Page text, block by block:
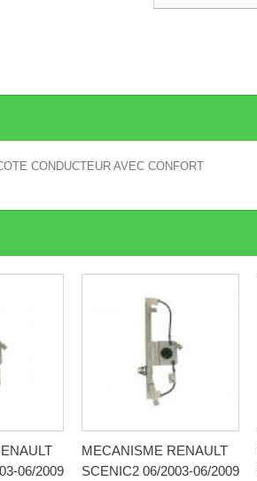
CONDUCTEUR AVEC CONFORT
06/2009
MECANISME RENAULT
SCENIC2 06/2003-06/2009